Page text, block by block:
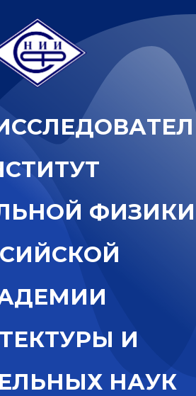
ССЛЕДОВАТЕЛ
СТИТУТ
ЬНОЙ ФИЗИКИ
ИЙСКОЙ
ДЕМИИ
ТЕКТУРЫ И
ЕЛЬНЫХ НАУК